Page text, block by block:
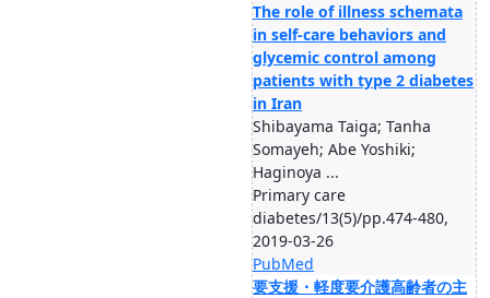
The role of illness schemata
in self-care behaviors and
glycemic control among
patients with type 2 diabetes
in Iran
Shibayama Taiga; Tanha
Somayeh; Abe Yoshiki;
Haginoya ...
Primary care
diabetes/13(5)/pp.474-480,
2019-03-26
PubMed
要支援・軽度要介護高齢者の主